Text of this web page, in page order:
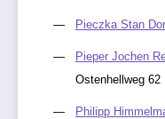
Pieczka Stan
Pieper Jochen
Ostenhellweg 62
Philipp